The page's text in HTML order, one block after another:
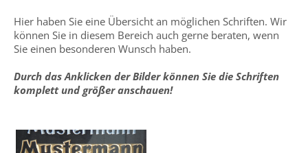
Hier haben Sie eine Übersicht an möglichen Schriften. Wir
können Sie in diesem Bereich auch gerne beraten, wenn
Sie einen besonderen Wunsch haben.
Durch das Anklicken der Bilder können Sie die Schriften
komplett und größer anschauen!